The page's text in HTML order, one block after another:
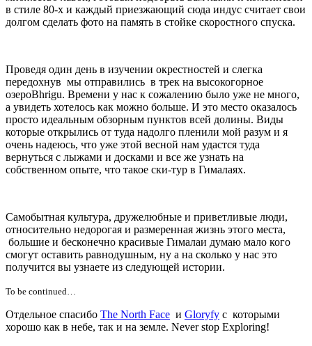
в стиле 80-х и каждый приезжающий сюда индус считает свои
долгом сделать фото на память в стойке скоростного спуска.
Проведя один день в изучении окрестностей и слегка
передохнув мы отправились в трек на высокогорное
озероBhrigu. Времени у нас к сожалению было уже не много,
а увидеть хотелось как можно больше. И это место оказалось
просто идеальным обзорным пунктов всей долины. Виды
которые открылись от туда надолго пленили мой разум и я
очень надеюсь, что уже этой весной нам удастся туда
вернуться с лыжами и досками и все же узнать на
собственном опыте, что такое ски-тур в Гималаях.
Самобытная культура, дружелюбные и приветливые люди,
относительно недорогая и размеренная жизнь этого места,
большие и бесконечно красивые Гималаи думаю мало кого
смогут оставить равнодушным, ну а на сколько у нас это
получится вы узнаете из следующей истории.
To be continued…
Отдельное спасибо The North Face и Gloryfy c которыми
хорошо как в небе, так и на земле. Never stop Exploring!